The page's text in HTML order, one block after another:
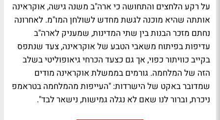
על רקע הלחצים והתחושה כי ארה"ב משנה גישה, אוקראינה
אותתה שהיא מוכנה לגשת מחדש לשולחן המו"מ. לאחרונה
נחתם מזכר הבנות בין שתי המדינות, שמעניק לארה"ב
עדיפות בפיתוח משאבי הטבע של אוקראינה, צעד שנתפס
בקייב כוויתור כפוי, אך גם כצעד הכרחי גיאופוליטי בשלב
הזה של המלחמה. גורמים בממשלת אוקראינה מודים
שמדובר באקט של הישרדות: "העייפות מהמלחמה בטראמפ
ניכרת, וברור לנו שאם לא נגלה גמישות, נישאר לבד".